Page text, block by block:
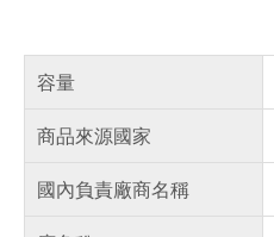
容量
商品來源國家
國內負責廠商名稱